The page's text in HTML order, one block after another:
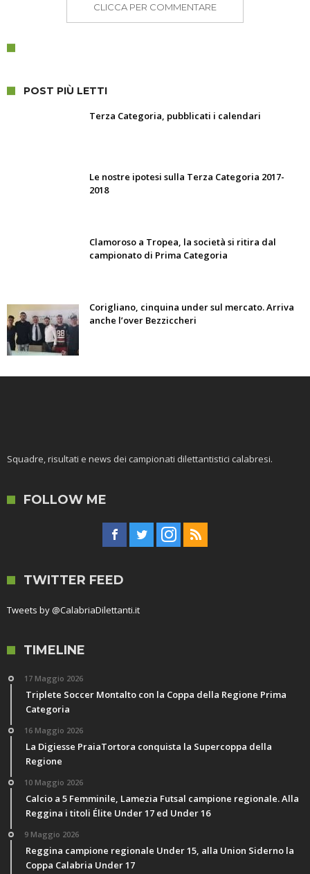
CLICCA PER COMMENTARE
POST PIÙ LETTI
Terza Categoria, pubblicati i calendari
Le nostre ipotesi sulla Terza Categoria 2017-
2018
Clamoroso a Tropea, la società si ritira dal
campionato di Prima Categoria
Corigliano, cinquina under sul mercato. Arriva
anche l’over Bezziccheri
Squadre, risultati e news dei campionati dilettantistici calabresi.
FOLLOW ME
TWITTER FEED
Tweets by @CalabriaDilettanti.it
TIMELINE
17 Maggio 2026
Triplete Soccer Montalto con la Coppa della Regione Prima
Categoria
16 Maggio 2026
La Digiesse PraiaTortora conquista la Supercoppa della
Regione
10 Maggio 2026
Calcio a 5 Femminile, Lamezia Futsal campione regionale. Alla
Reggina i titoli Élite Under 17 ed Under 16
9 Maggio 2026
Reggina campione regionale Under 15, alla Union Siderno la
Coppa Calabria Under 17